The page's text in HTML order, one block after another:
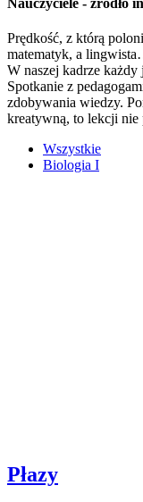
Nauczyciele - źródło
Prędkość, z którą
matematyk, a
W naszej kadrze każdy
Spotkanie z
zdobywania wiedzy.
kreatywną, to lekcji nie
Wszystkie
Biologia I
Płazy